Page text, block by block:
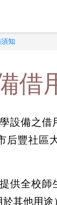
知
借
設備之借
后豐社區
供全校師
其他用途